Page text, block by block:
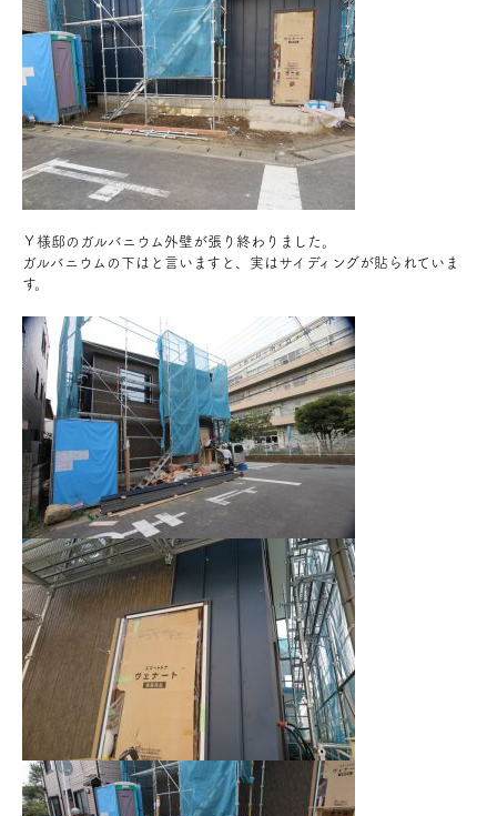
お問い合わせ
会員登録
資料請求
オンライン無料相談
船橋スタジオ 0120-787-221
さいたまスタジオ 0120-757-221
公式アカウント
Ｙ様邸のガルバニウム外壁が張り終わりました。
ガルバニウムの下はと言いますと、実はサイディングが貼られていま
す。